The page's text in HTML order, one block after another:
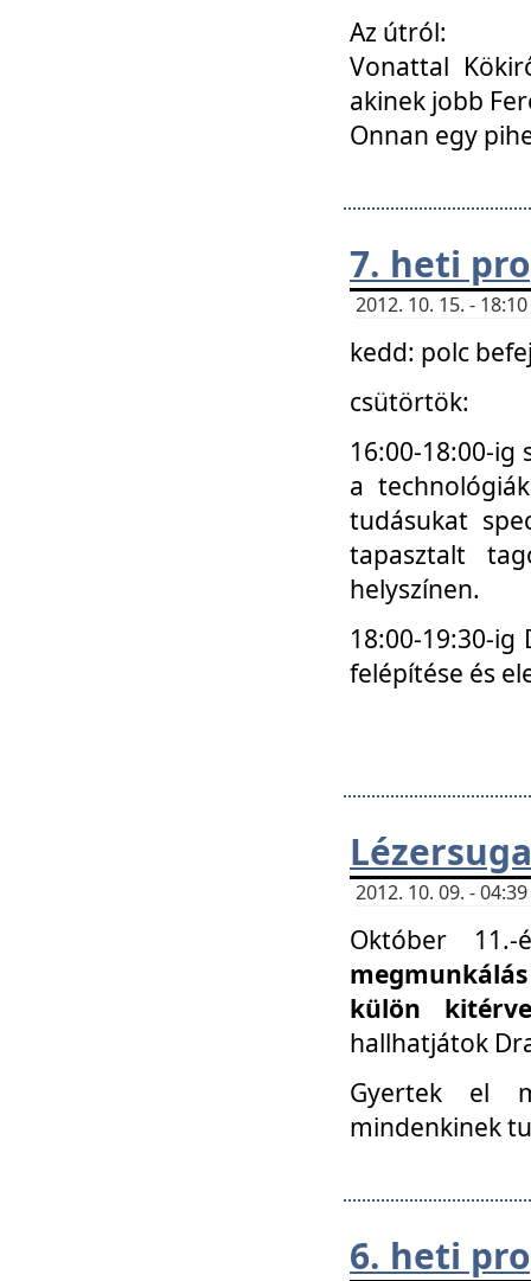
Az útról:
Vonattal
akinek jobb
Onnan egy
7. heti
2012. 10. 15. -
kedd: polc
csütörtök:
16:00-18:00-
a
tudásukat
tapasztalt
helyszínen.
18:00-19:30-
felépítése és
2012. 10. 09. -
Október
külön
hallhatjátok
Gyertek el
mindenkinek
6. heti